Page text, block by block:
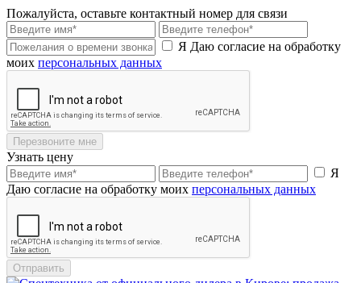
Пожалуйста, оставьте контактный номер для связи
Я Даю согласие на обработку
моих персональных данных
Перезвоните мне
Узнать цену
Я
Даю согласие на обработку моих персональных данных
Отправить